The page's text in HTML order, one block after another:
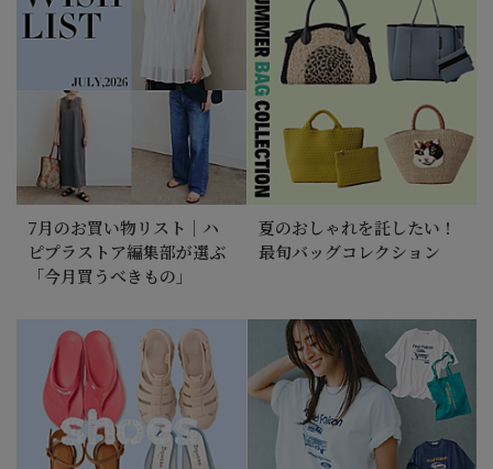
7月のお買い物リスト｜ハ
ピプラストア編集部が選ぶ
「今月買うべきもの」
夏のおしゃれを託したい！
最旬バッグコレクション